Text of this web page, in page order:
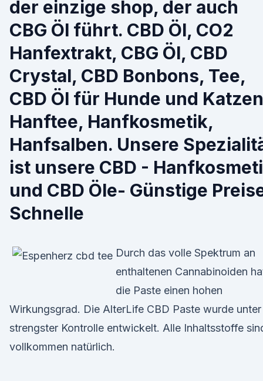
der einzige shop, der auch
CBG Öl führt. CBD Öl, CO2
Hanfextrakt, CBG Öl, CBD
Crystal, CBD Bonbons, Tee,
CBD Öl für Hunde und
Hanftee, Hanfkosmetik,
Hanfsalben. Unsere
ist unsere CBD -
und CBD Öle- Günstige
Schnelle
Durch das volle Spektrum an
enthaltenen Cannabinoiden
die Paste einen hohen
Wirkungsgrad. Die AlterLife CBD Paste wurde unter
strengster Kontrolle entwickelt. Alle Inhaltsstoffe
vollkommen natürlich.